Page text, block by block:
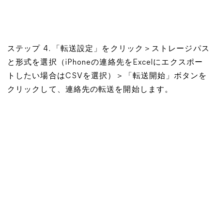
ステップ 4. 「転送設定」をクリック＞ストレージパス
と形式を選択（iPhoneの連絡先をExcelにエクスポー
トしたい場合はCSVを選択）＞「転送開始」ボタンを
クリックして、連絡先の転送を開始します。